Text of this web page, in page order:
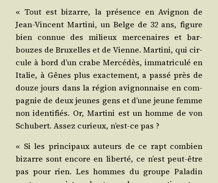
« Tout est bizarre, la pré­sence en Avi­gnon de
Jean-Vincent Mar­ti­ni, un Belge de 32 ans, figure
bien connue des milieux mer­ce­naires et bar­
bouzes de Bruxelles et de Vienne. Mar­ti­ni, qui cir­
cule à bord d’un crabe Mer­cé­dès, imma­tri­cu­lé en
Ita­lie, à Gênes plus exac­te­ment, a pas­sé près de
douze jours dans la région avi­gnon­naise en com­
pa­gnie de deux jeunes gens et d’une jeune femme
non iden­ti­fiés. Or, Mar­ti­ni est un homme de von
Schu­bert. Assez curieux, n’est-ce pas ?
« Si les prin­ci­paux auteurs de ce rapt com­bien
bizarre sont encore en liber­té, ce n’est peut-être
pas pour rien. Les hommes du groupe Pala­din